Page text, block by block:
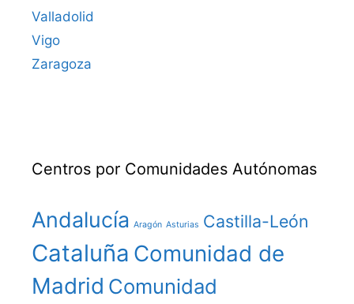
Valladolid
Vigo
Zaragoza
Centros por Comunidades Autónomas
Andalucía Aragón Asturias Castilla-León
Cataluña Comunidad de
Madrid Comunidad